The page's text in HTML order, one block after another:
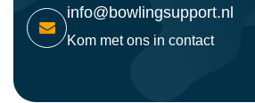
info@bowlingsupport.nl
Kom met ons in contact